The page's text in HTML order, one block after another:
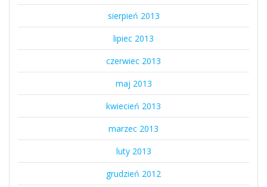
sierpień 2013
lipiec 2013
czerwiec 2013
maj 2013
kwiecień 2013
marzec 2013
luty 2013
grudzień 2012